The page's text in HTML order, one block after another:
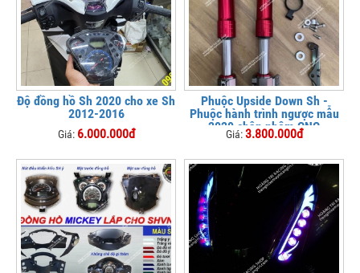
Độ đồng hồ Sh 2020 cho xe Sh
2012-2016
Giá: 6.000.000đ
Phuộc Upside Down Sh -
Phuộc hành trình ngược mẫu
2020 chân nhôm CNC
Giá:3.800.000đ